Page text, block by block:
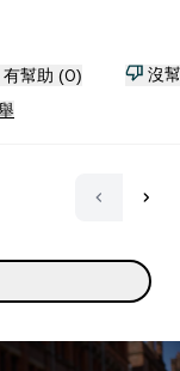
燕麥奶，重訓後餓了
有幫助 (0)
沒